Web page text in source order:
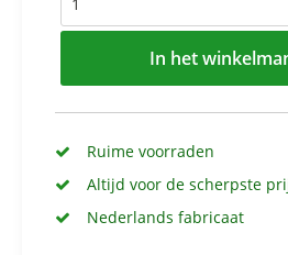
In het
Ruime voorraden
Altijd voor de scherpste
Nederlands fabricaat